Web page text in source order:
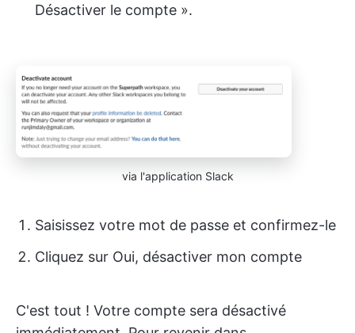
Désactiver le compte ».
via l'application Slack
Saisissez votre mot de passe et confirmez-le
Cliquez sur Oui, désactiver mon compte
C'est tout ! Votre compte sera désactivé